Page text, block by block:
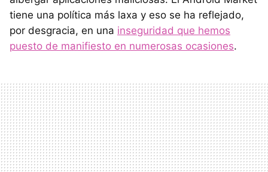
tiene una política más laxa y eso se ha reflejado,
por desgracia, en una inseguridad que hemos
puesto de manifiesto en numerosas ocasiones.